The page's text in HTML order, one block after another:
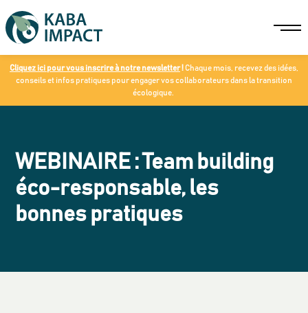
Cliquez ici pour vous inscrire à notre newsletter! Chaque mois, recevez des idées,
conseils et infos pratiques pour engager vos collaborateurs dans la transition
écologique.
WEBINAIRE : Team building
éco-responsable, les
bonnes pratiques